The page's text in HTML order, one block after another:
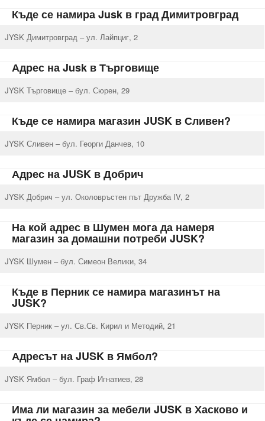
Къде се намира Jusk в град Димитровград
JYSK Димитровград – ул. Лайпциг, 2
Адрес на Jusk в Търговище
JYSK Търговище – бул. Сюрен, 29
Къде се намира магазин JUSK в Сливен?
JYSK Сливен – бул. Георги Данчев, 10
Адрес на JUSK в Добрич
JYSK Добрич – ул. Околовръстен път Дружба IV, 2
На кой адрес в Шумен мога да намеря
магазин за домашни потреби JUSK?
JYSK Шумен – бул. Симеон Велики, 34
Къде в Перник се намира магазинът на
JUSK?
JYSK Перник – ул. Св.Св. Кирил и Методий, 21
Адресът на JUSK в Ямбол?
JYSK Ямбол – бул. Граф Игнатиев, 28
Има ли магазин за мебели JUSK в Хасково и